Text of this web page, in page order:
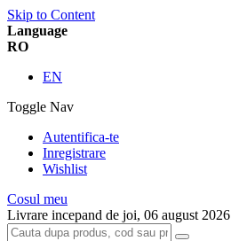
Skip to Content
Language
RO
EN
Toggle Nav
Autentifica-te
Inregistrare
Wishlist
Cosul meu
Livrare incepand de joi, 06 august 2026